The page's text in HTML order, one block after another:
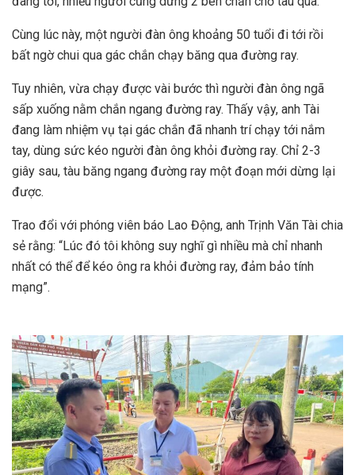
Cùng lúc này, một người đàn ông khoảng 50 tuổi đi tới rồi
bất ngờ chui qua gác chắn chạy băng qua đường ray.
Tuy nhiên, vừa chạy được vài bước thì người đàn ông ngã
sấp xuống nằm chắn ngang đường ray. Thấy vậy, anh Tài
đang làm nhiệm vụ tại gác chắn đã nhanh trí chạy tới nắm
tay, dùng sức kéo người đàn ông khỏi đường ray. Chỉ 2-3
giây sau, tàu băng ngang đường ray một đoạn mới dừng lại
được.
Trao đổi với phóng viên báo Lao Động, anh Trịnh Văn Tài chia
sẻ rằng: “Lúc đó tôi không suy nghĩ gì nhiều mà chỉ nhanh
nhất có thể để kéo ông ra khỏi đường ray, đảm bảo tính
mạng”.